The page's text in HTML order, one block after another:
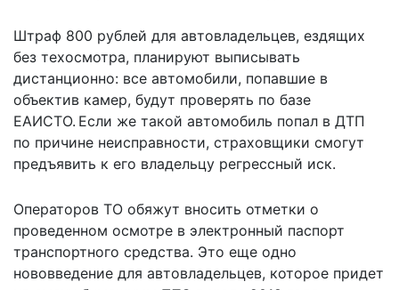
Штраф 800 рублей для автовладельцев, ездящих
без техосмотра, планируют выписывать
дистанционно: все автомобили, попавшие в
объектив камер, будут проверять по базе
ЕАИСТО. Если же такой автомобиль попал в ДТП
по причине неисправности, страховщики смогут
предъявить к его владельцу регрессный иск.
Операторов ТО обяжут вносить отметки о
проведенном осмотре в электронный паспорт
транспортного средства. Это еще одно
нововведение для автовладельцев, которое придет